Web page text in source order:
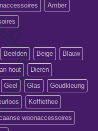
Amber
Beelden Beige Blauw
hout Dieren
Geel Glas Goudkleurig
Koffiethee
woonaccessoires